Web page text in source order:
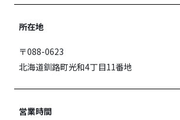
所在地
〒088-0623
北海道釧路町光和4丁目11番地
営業時間